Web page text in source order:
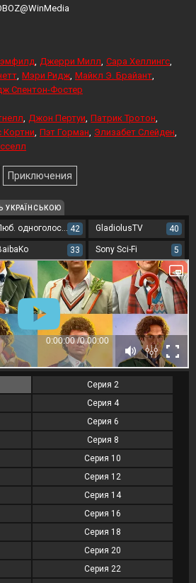
Джерри Милл Сара Хеллингс
Мэри Ридж Майкл Э. Брайант
Спентон-Фостер
Джон Пертуи Патрик Тротон
Кортни Пэт Горман Элизабет Слейден
Приключения
УКРАЇНСЬКОЮ
Люб. одноголосый 42 GladiolusTV 40
33 Sony Sci-Fi 5
Серия 2
Серия 4
Серия 6
Серия 8
Серия 10
Серия 12
Серия 14
Серия 16
Серия 18
Серия 20
Серия 22